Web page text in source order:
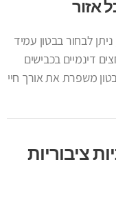
לבחור בבטון עמיד
דינמיים בכבישים
משפרת את אורך חיי
ציבוריות